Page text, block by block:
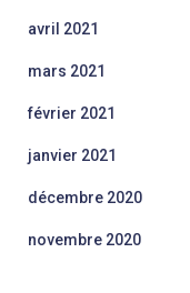
avril 2021
mars 2021
février 2021
janvier 2021
décembre 2020
novembre 2020